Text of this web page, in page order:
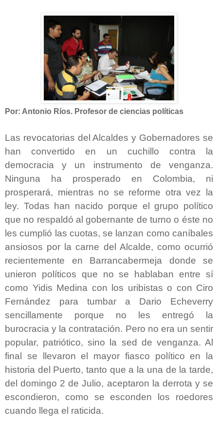
Por: Antonio Ríos. Profesor de ciencias políticas
Las revocatorias del Alcaldes y Gobernadores se
han convertido en un cuchillo contra la
democracia y un instrumento de venganza.
Ninguna ha prosperado en Colombia, ni
prosperará, mientras no se reforme otra vez la
ley. Todas han nacido porque el grupo político
que no respaldó al gobernante de turno o éste no
les cumplió las cuotas, se lanzan como caníbales
ansiosos por la carne del Alcalde, como ocurrió
recientemente en Barrancabermeja donde se
unieron políticos que no se hablaban entre sí
como Yidis Medina con los uribistas o con Ciro
Fernández para tumbar a Dario Echeverry
sencillamente porque no les entregó la
burocracia y la contratación. Pero no era un sentir
popular, patriótico, sino la sed de venganza. Al
final se llevaron el mayor fiasco político en la
historia del Puerto, tanto que a la una de la tarde,
del domingo 2 de Julio, aceptaron la derrota y se
escondieron, como se esconden los roedores
cuando llega el raticida.